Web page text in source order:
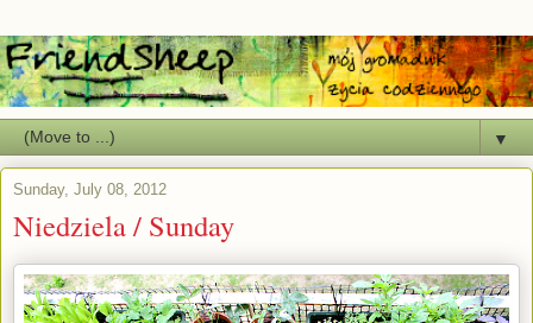
▼
Sunday, July 08, 2012
Niedziela / Sunday